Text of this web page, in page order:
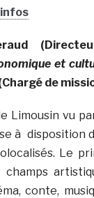
et
de
Limousin vu
à disposition
Le
champs
conte,